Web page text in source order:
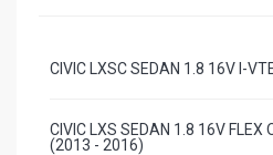
CIVIC LXSC SEDAN 1.8 16V I-
CIVIC LXS SEDAN 1.8 16V FLEX
(2013 - 2016)